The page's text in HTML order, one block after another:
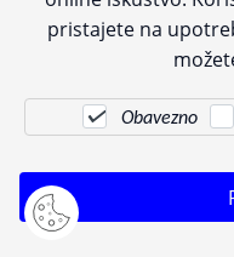
Sve navedene cijene
informacije, ali zbog
kontaktirajte nas putem telefona:
pristajete na
Obavezno